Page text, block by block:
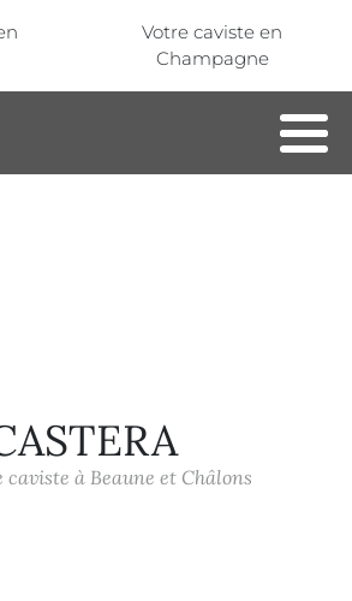
Votre caviste en
Champagne
caviste à Beaune et Châlons